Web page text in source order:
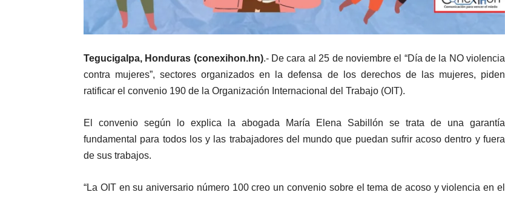
Tegucigalpa, Honduras (conexihon.hn).- De cara al 25 de noviembre el “Día de la NO violencia
contra mujeres”, sectores organizados en la defensa de los derechos de las mujeres, piden
ratificar el convenio 190 de la Organización Internacional del Trabajo (OIT).
El convenio según lo explica la abogada María Elena Sabillón se trata de una garantía
fundamental para todos los y las trabajadores del mundo que puedan sufrir acoso dentro y fuera
de sus trabajos.
“La OIT en su aniversario número 100 creo un convenio sobre el tema de acoso y violencia en el